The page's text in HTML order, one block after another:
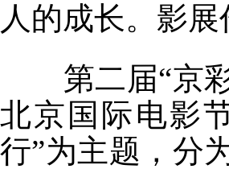
人的成长。影
第二届“京
北京国际电影
行”为主题，分